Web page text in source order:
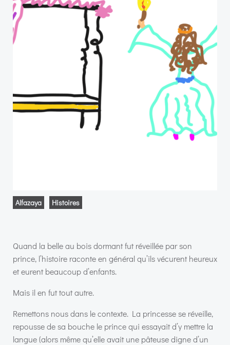
Alfazaya Histoires
Quand la belle au bois dormant fut réveillée par son
prince, l’histoire raconte en général qu’ils vécurent heureux
et eurent beaucoup d’enfants.
Mais il en fut tout autre.
Remettons nous dans le contexte. La princesse se réveille,
repousse de sa bouche le prince qui essayait d’y mettre la
langue (alors même qu’elle avait une pâteuse digne d’un